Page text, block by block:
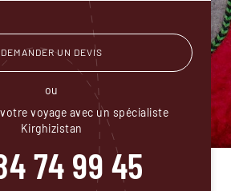
DEMANDER UN DEVIS
ou
voyage avec un spécialiste
Kirghizistan
74 99 45